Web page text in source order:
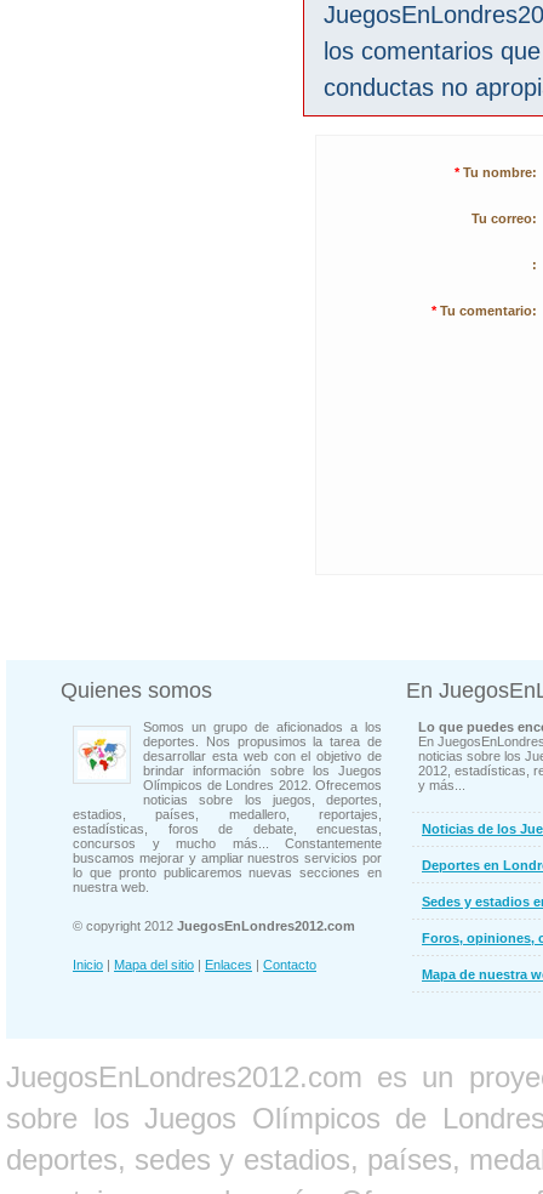
los comentarios
conductas no
* Tu nombre:
Tu correo:
:
* Tu comentario:
Quienes somos
Somos un grupo de aficionados a los
deportes. Nos propusimos la tarea de
desarrollar esta web con el objetivo de
brindar información sobre los Juegos
Olímpicos de Londres 2012. Ofrecemos
noticias sobre los juegos, deportes,
estadios, países, medallero, reportajes,
estadísticas, foros de debate, encuestas,
concursos y mucho más... Constantemente
buscamos mejorar y ampliar nuestros servicios por
lo que pronto publicaremos nuevas secciones en
nuestra web.
© copyright 2012 JuegosEnLondres2012.com
Inicio | Mapa del sitio | Enlaces | Contacto
En
Lo que puedes
En
noticias sobre los
2012, estadísticas,
y más...
Noticias de los
Deportes en
Sedes y estadios
Foros, opiniones,
Mapa de nuestra
JuegosEnLondres2012.com es un
sobre los Juegos Olímpicos de
deportes, sedes y estadios, países,